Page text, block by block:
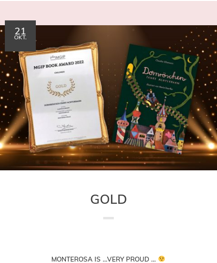
21
OKT.
GOLD
MONTEROSA IS …VERY PROUD …